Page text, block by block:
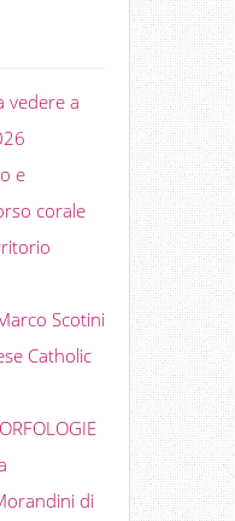
vedere a
e
corale
Scotini
Catholic
di